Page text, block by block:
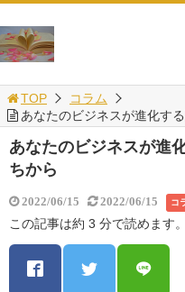
TOP
コラム
あなたのビジネスが進化す
あなたのビジネスが進
ちから
2022/06/15 2022/06/15 コ
この記事は約 3 分で読めます。